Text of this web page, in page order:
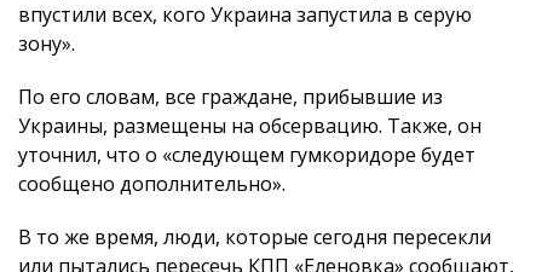
впустили всех, кого Украина запустила в серую
зону».
По его словам, все граждане, прибывшие из
Украины, размещены на обсервацию. Также, он
уточнил, что о «следующем гумкоридоре будет
сообщено дополнительно».
В то же время, люди, которые сегодня пересекли
или пытались пересечь КПП «Еленовка» сообщают,